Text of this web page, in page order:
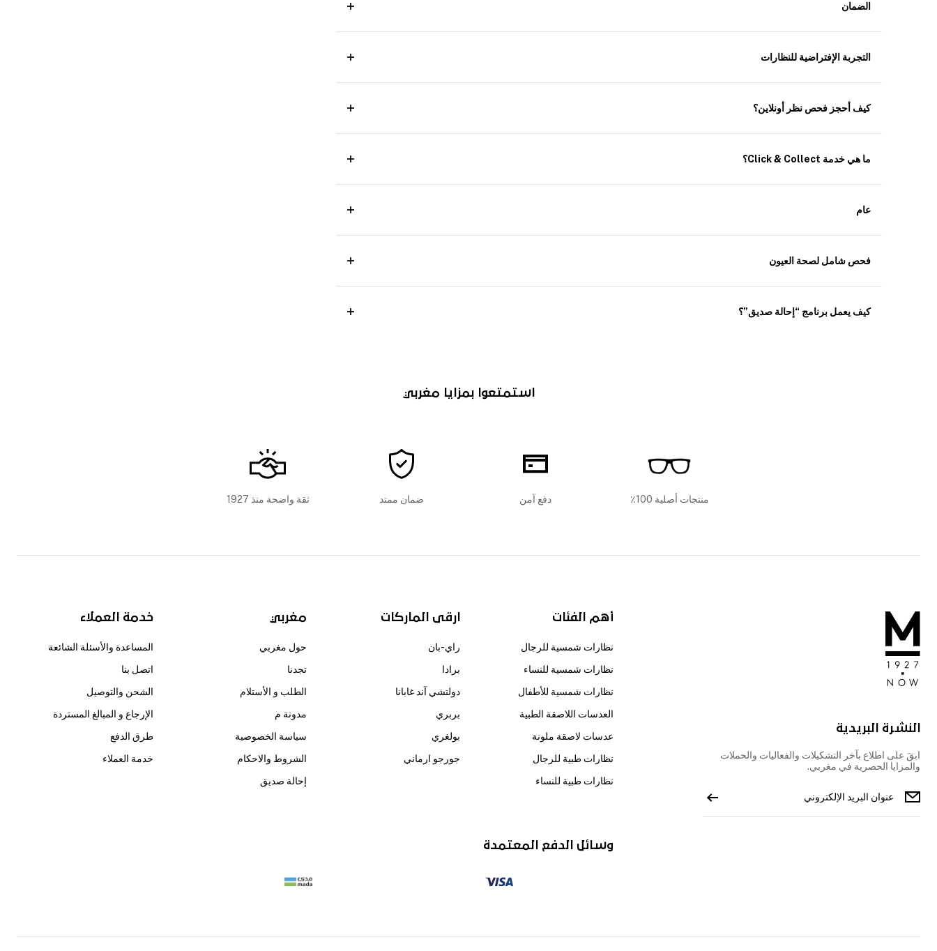
الضمان
التجربة الإفتراضية للنظارات
كيف أحجز فحص نظر أونلاين؟
ما هي خدمة Click & Collect؟
عام
فحص شامل لصحة العيون
كيف يعمل برنامج “إحالة صديق”؟
استمتعوا بمزايا مغربي
منتجات أصلية 100٪ دفع آمن ضمان ممتد ثقة واضحة منذ 1927
النشرة البريدية
ابقَ على اطلاع بآخر التشكيلات والفعاليات والحملات
والمزايا الحصرية في مغربي.
أهم الفئات
نظارات شمسية للرجال
نظارات شمسية للنساء
نظارات شمسية للأطفال
العدسات اللاصقة الطبية
عدسات لاصقة ملونة
نظارات طبية للرجال
نظارات طبية للنساء
ارقى الماركات
راي-بان
برادا
دولتشي آند غابانا
بربري
بولغري
جورجو ارماني
مغربي
حول مغربي
تجدنا
الطلب و الأستلام
مدونة م
سياسة الخصوصية
الشروط والاحكام
إحالة صديق
خدمة العملاء
المساعدة والأسئلة الشائعة
اتصل بنا
الشحن والتوصيل
الإرجاع و المبالغ المستردة
طرق الدفع
خدمة العملاء
وسائل الدفع المعتمدة